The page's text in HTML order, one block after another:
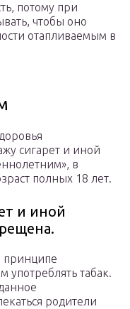
потому при
чтобы оно
отапливаемым в
сигарет и иной
в
полных 18 лет.
и иной
принципе
табак.
родители